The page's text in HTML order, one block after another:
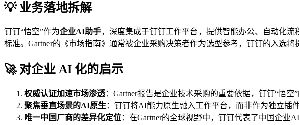
💡 业务落地拆解
钉钉“悟空”作为企业AI助手，深度集成于钉钉工作平台，提供智能办公、自动化
标准。Gartner的《市场指南》通常被企业采购决策者作为选型参考，钉钉的入选将
🚀 对企业 AI 化的启示
权威认证加速市场渗透：Gartner报告是企业技术采购的重要依据，钉钉“悟
聚焦垂直场景的AI原生 ：钉钉将AI能力原生融入工作平台，而非作为独立插
唯一中国厂商的差异化定位：在Gartner的全球视野中，钉钉代表了中国企